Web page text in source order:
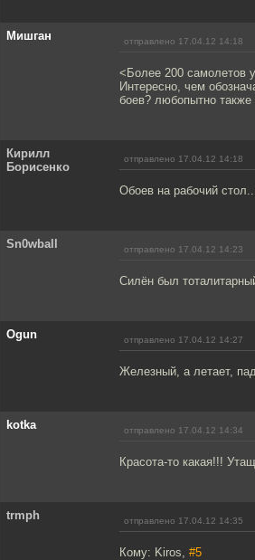
Мишган отправлено 17.04.12 14:18
<Более 200 самолетов
Интересно, чем
боев? любопытно также
Кирилл
Борисенко
отправлено 17.04.12 14:18
Обоев на рабочий
Sn0wball отправлено 17.04.12 14:23
Силён был
Ogun отправлено 17.04.12 14:27
Железный, а летает,
kotka отправлено 17.04.12 14:34
Красота-то какая!!!
trmph отправлено 17.04.12 14:35
Кому: Kiros, #5